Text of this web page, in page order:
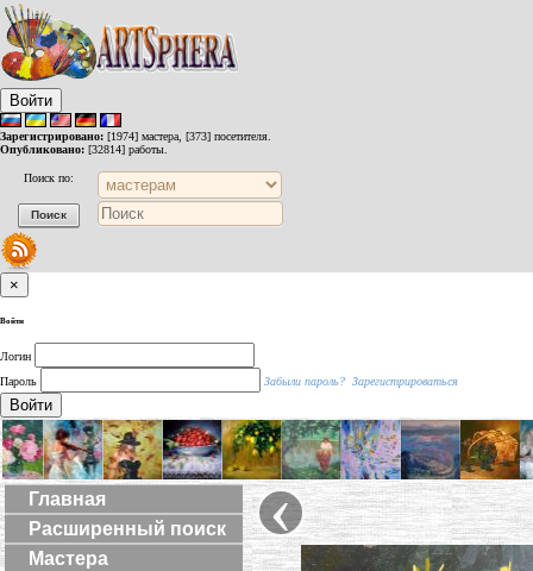
Войти
Зарегистрировано: [1974] мастера, [373] посетителя.
Опубликовано: [32814] работы.
Поиск по:
×
Войти
Логин
Пароль
Забыли пароль? Зарегистрироваться
Войти
Главная
Расширенный поиск
Мастера
‹